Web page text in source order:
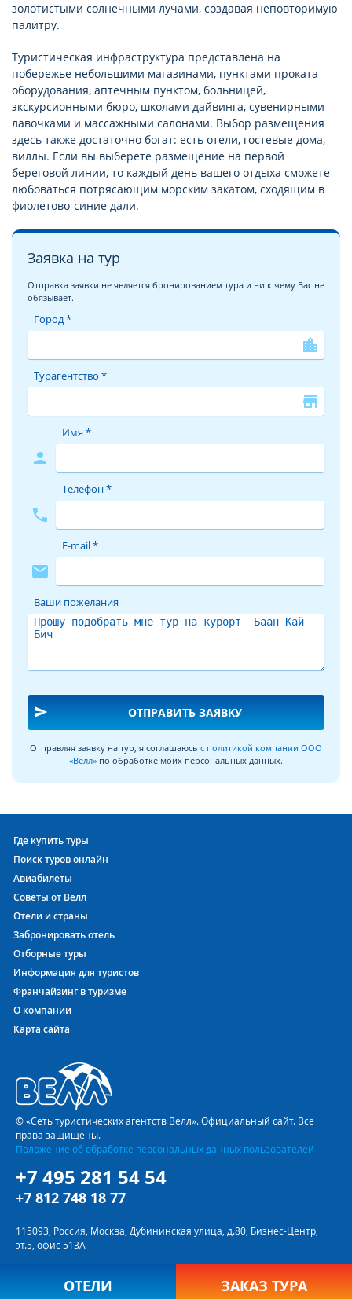
золотистыми солнечными лучами, создавая неповторимую
палитру.
Туристическая инфраструктура представлена на
побережье небольшими магазинами, пунктами проката
оборудования, аптечным пунктом, больницей,
экскурсионными бюро, школами дайвинга, сувенирными
лавочками и массажными салонами. Выбор размещения
здесь также достаточно богат: есть отели, гостевые дома,
виллы. Если вы выберете размещение на первой
береговой линии, то каждый день вашего отдыха сможете
любоваться потрясающим морским закатом, сходящим в
фиолетово-синие дали.
Заявка на тур
Отправка заявки не является бронированием тура и ни к чему Вас не
обязывает.
Город *
location_city
Турагентство *
store
person
Имя *
phone
Телефон *
mail
E-mail *
Ваши пожелания
send ОТПРАВИТЬ ЗАЯВКУ
Отправляя заявку на тур, я соглашаюсь с политикой компании ООО
«Велл» по обработке моих персональных данных.
ОТЕЛИ ЗАКАЗ ТУРА
Где купить туры
Поиск туров онлайн
Авиабилеты
Советы от Велл
Отели и страны
Забронировать отель
Отборные туры
Информация для туристов
Франчайзинг в туризме
О компании
Карта сайта
© «Сеть туристических агентств Велл». Официальный сайт. Все
права защищены.
Положение об обработке персональных данных пользователей
+7 495 281 54 54
+7 812 748 18 77
115093, Россия, Москва, Дубининская улица, д.80, Бизнес-Центр,
эт.5, офис 513А